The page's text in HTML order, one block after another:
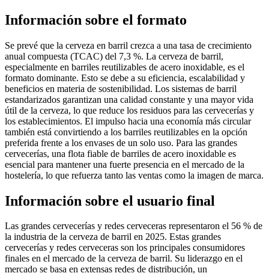
Información sobre el formato
Se prevé que la cerveza en barril crezca a una tasa de crecimiento
anual compuesta (TCAC) del 7,3 %. La cerveza de barril,
especialmente en barriles reutilizables de acero inoxidable, es el
formato dominante. Esto se debe a su eficiencia, escalabilidad y
beneficios en materia de sostenibilidad. Los sistemas de barril
estandarizados garantizan una calidad constante y una mayor vida
útil de la cerveza, lo que reduce los residuos para las cervecerías y
los establecimientos. El impulso hacia una economía más circular
también está convirtiendo a los barriles reutilizables en la opción
preferida frente a los envases de un solo uso. Para las grandes
cervecerías, una flota fiable de barriles de acero inoxidable es
esencial para mantener una fuerte presencia en el mercado de la
hostelería, lo que refuerza tanto las ventas como la imagen de marca.
Información sobre el usuario final
Las grandes cervecerías y redes cerveceras representaron el 56 % de
la industria de la cerveza de barril en 2025. Estas grandes
cervecerías y redes cerveceras son los principales consumidores
finales en el mercado de la cerveza de barril. Su liderazgo en el
mercado se basa en extensas redes de distribución, un